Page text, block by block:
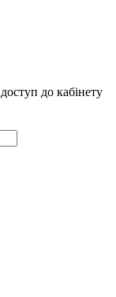
до кабінету